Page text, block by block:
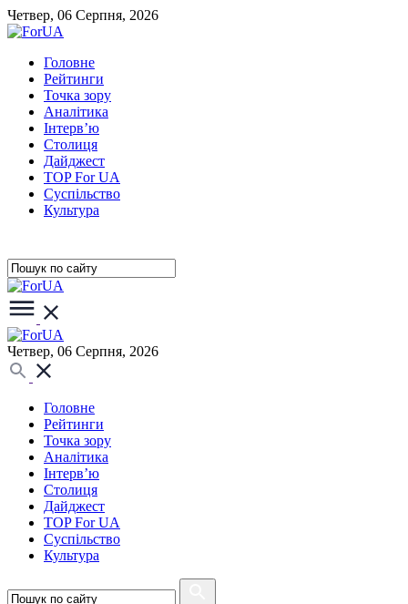
Четвер, 06 Серпня, 2026
Головне
Рейтинги
Точка зору
Аналітика
Інтерв’ю
Столиця
Дайджест
TOP For UA
Суспiльство
Культура
Четвер, 06 Серпня, 2026
Головне
Рейтинги
Точка зору
Аналітика
Інтерв’ю
Столиця
Дайджест
TOP For UA
Суспiльство
Культура